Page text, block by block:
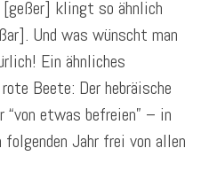
[geßer] klingt so ähnlich
Und was wünscht man
Ein ähnliches
Beete: Der hebräische
etwas befreien” – in
Jahr frei von allen